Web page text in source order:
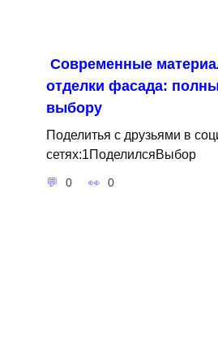
Современные
отделки фасада:
выбору
Поделитья с друзьями в
сетях:1ПоделилсяВыбор
0 0